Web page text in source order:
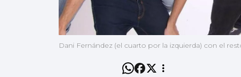
Dani Fernández (el cuarto por la izquierda) con el